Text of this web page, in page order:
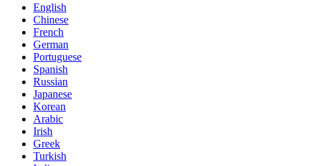
English
Chinese
French
German
Portuguese
Spanish
Russian
Japanese
Korean
Arabic
Irish
Greek
Turkish